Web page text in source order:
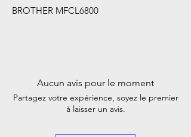
BROTHER MFCL6800
Aucun avis pour le moment
Partagez votre expérience, soyez le premier
à laisser un avis.